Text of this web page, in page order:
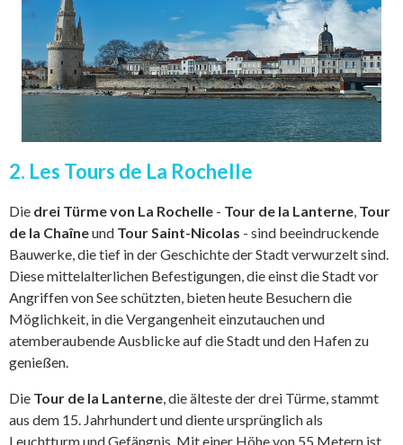
2. Les Tours de La Rochelle
Die drei Türme von La Rochelle - Tour de la Lanterne, Tour
de la Chaîneund Tour Saint-Nicolas - sind beeindruckende
Bauwerke, die tief in der Geschichte der Stadt verwurzelt sind.
Diese mittelalterlichen Befestigungen, die einst die Stadt vor
Angriffen von See schützten, bieten heute Besuchern die
Möglichkeit, in die Vergangenheit einzutauchen und
atemberaubende Ausblicke auf die Stadt und den Hafen zu
genießen.
Die Tour de la Lanterne, die älteste der drei Türme, stammt
aus dem 15. Jahrhundert und diente ursprünglich als
Leuchtturm und Gefängnis. Mit einer Höhe von 55 Metern ist